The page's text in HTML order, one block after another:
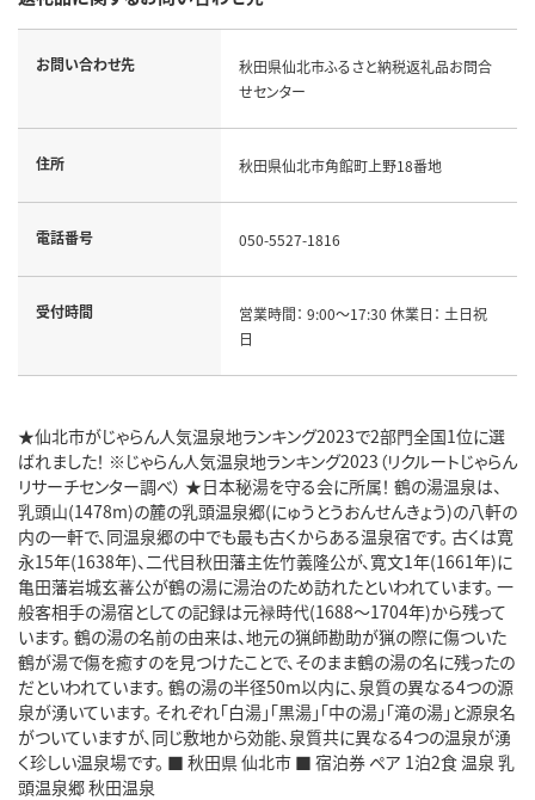
お問い合わせ先
秋田県仙北市ふるさと納税返礼品お問合
せセンター
住所 秋田県仙北市角館町上野18番地
電話番号 050-5527-1816
受付時間
営業時間： 9:00～17:30 休業日： 土日祝
日
★仙北市がじゃらん人気温泉地ランキング2023で2部門全国1位に選
ばれました！ ※じゃらん人気温泉地ランキング2023（リクルートじゃらん
リサーチセンター調べ） ★日本秘湯を守る会に所属！ 鶴の湯温泉は、
乳頭山(1478m)の麓の乳頭温泉郷(にゅうとうおんせんきょう)の八軒の
内の一軒で、同温泉郷の中でも最も古くからある温泉宿です。 古くは寛
永15年(1638年)、二代目秋田藩主佐竹義隆公が、寛文1年(1661年)に
亀田藩岩城玄蕃公が鶴の湯に湯治のため訪れたといわれています。 一
般客相手の湯宿としての記録は元禄時代(1688～1704年)から残って
います。 鶴の湯の名前の由来は、地元の猟師勘助が猟の際に傷ついた
鶴が湯で傷を癒すのを見つけたことで、そのまま鶴の湯の名に残ったの
だといわれています。 鶴の湯の半径50m以内に、泉質の異なる4つの源
泉が湧いています。 それぞれ「白湯」「黒湯」「中の湯」「滝の湯」と源泉名
がついていますが、同じ敷地から効能、泉質共に異なる4つの温泉が湧
く珍しい温泉場です。 ■ 秋田県 仙北市 ■ 宿泊券 ペア 1泊2食 温泉 乳
頭温泉郷 秋田温泉